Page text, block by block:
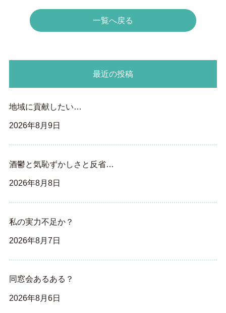
一覧へ戻る
最近の投稿
地域に貢献したい…
2026年8月9日
酒鬱と気恥ずかしさと反省…
2026年8月8日
私の実力不足か？
2026年8月7日
同窓会あるある？
2026年8月6日